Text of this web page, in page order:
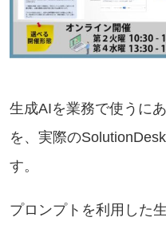
生成AIを業務で使うに
を、実際の
す。
プロンプトを利用した